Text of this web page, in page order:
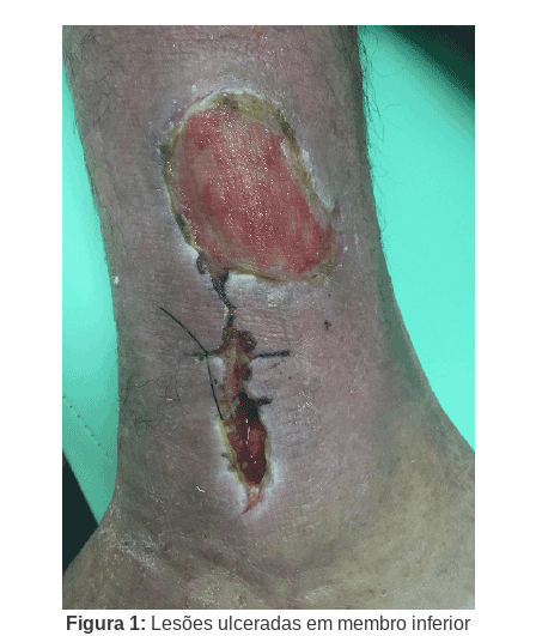
Figura 1: Lesões ulceradas em membro inferior